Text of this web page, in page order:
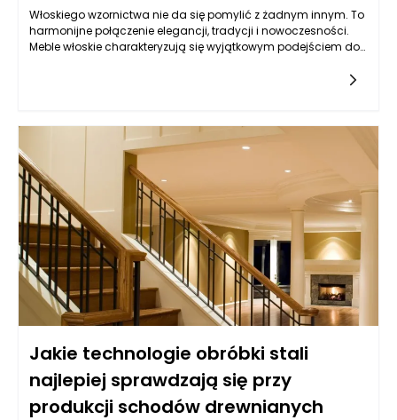
Włoskiego wzornictwa nie da się pomylić z żadnym innym. To
harmonijne połączenie elegancji, tradycji i nowoczesności.
Meble włoskie charakteryzują się wyjątkowym podejściem do
parze z precyzyjnym rzemiosłem, które przejawia się w każdym
sklepów takich jak Italmeble.pl można odnaleźć designerskie
kolekcje, które przynoszą do domów odrobinę włoskiej kultury,
wprowadzając jednocześnie atmosferę lekkości i elegancji.
Meble te często posiadają zaokrąglone krawędzie, które
nadają miękkości i przytulności, a także głębokie odcienie
kolorystyczne, które sprawiają, że każdy element staje się
akcentem w aranżacji wnętrza. Dzięki temu, każdy salon
wypełniony takimi meblami staje się nie tylko funkcjonalny, ale
i estetycznie atrakcyjny, pozwalając na unikalne wyrażenie
indywidualności ich właściciela.
Jakie technologie obróbki stali
najlepiej sprawdzają się przy
produkcji schodów drewnianych